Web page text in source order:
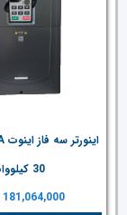
30 کیلووات
181,064,000